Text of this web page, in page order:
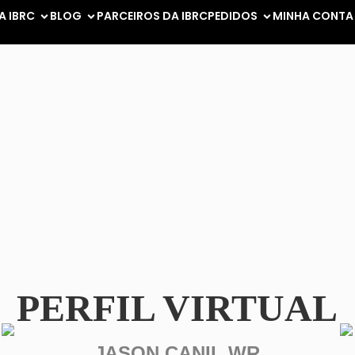
IBRC BLOG PARCEIROS DA IBRCPEDIDOS MINHA CONTA
PERFIL VIRTUAL